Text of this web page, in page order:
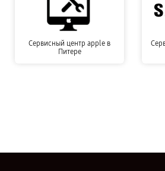
Сервисный центр apple в
Питере